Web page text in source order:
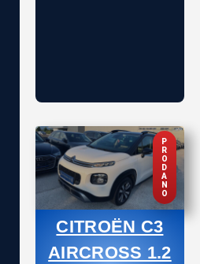
P
R
O
D
A
N
O
CITROËN C3
AIRCROSS 1.2